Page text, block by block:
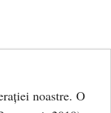
noastre. O